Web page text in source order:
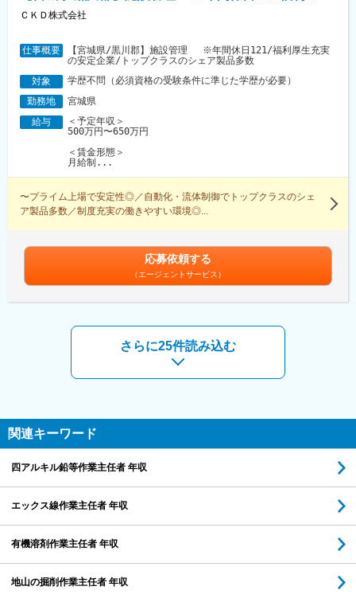
ＣＫＤ株式会社
仕事概要
【宮城県/黒川郡】施設管理 　※年間休日121/福利厚生充実
の安定企業/トップクラスのシェア製品多数
対象
学歴不問（必須資格の受験条件に準じた学歴が必要）
勤務地
宮城県
給与
＜予定年収＞
500万円〜650万円
＜賃金形態＞
月給制...
〜プライム上場で安定性◎／自動化・流体制御でトップクラスのシェ
ア製品多数／制度充実の働きやすい環境◎...
応募依頼する
（エージェントサービス）
さらに25件読み込む
関連キーワード
四アルキル鉛等作業主任者 年収
エックス線作業主任者 年収
有機溶剤作業主任者 年収
地山の掘削作業主任者 年収